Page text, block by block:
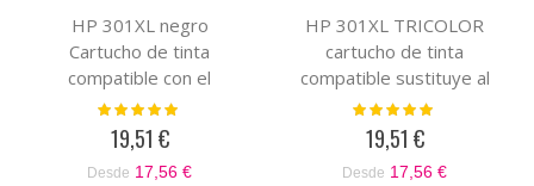
HP 301XL negro
Cartucho de tinta
compatible con el
cartucho original hp
CH561EE / CH563EE
Valoración:
19,51 €
Desde 17,56 €
HP 301XL TRICOLOR
cartucho de tinta
compatible sustituye al
cartucho original
CH562EE / CH564EE
Valoración:
19,51 €
Desde 17,56 €